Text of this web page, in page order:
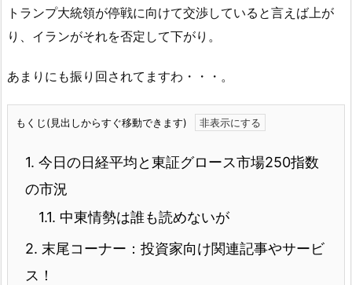
トランプ大統領が停戦に向けて交渉していると言えば上が
り、イランがそれを否定して下がり。
あまりにも振り回されてますわ・・・。
もくじ(見出しからすぐ移動できます)
1. 今日の日経平均と東証グロース市場250指数
の市況
1.1. 中東情勢は誰も読めないが
2. 末尾コーナー：投資家向け関連記事やサービ
ス！